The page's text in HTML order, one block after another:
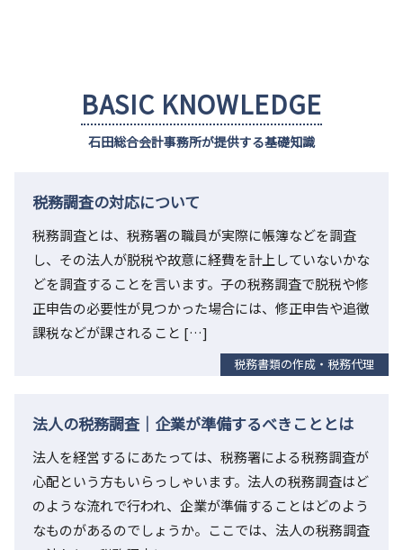
BASIC KNOWLEDGE
石田総合会計事務所が提供する基礎知識
税務調査の対応について
税務書類の作成・税務代理
税務調査とは、税務署の職員が実際に帳簿などを調査
し、その法人が脱税や故意に経費を計上していないかな
どを調査することを言います。子の税務調査で脱税や修
正申告の必要性が見つかった場合には、修正申告や追徴
課税などが課されること […]
法人の税務調査｜企業が準備するべきこととは
法人を経営するにあたっては、税務署による税務調査が
心配という方もいらっしゃいます。法人の税務調査はど
のような流れで行われ、企業が準備することはどのよう
なものがあるのでしょうか。ここでは、法人の税務調査